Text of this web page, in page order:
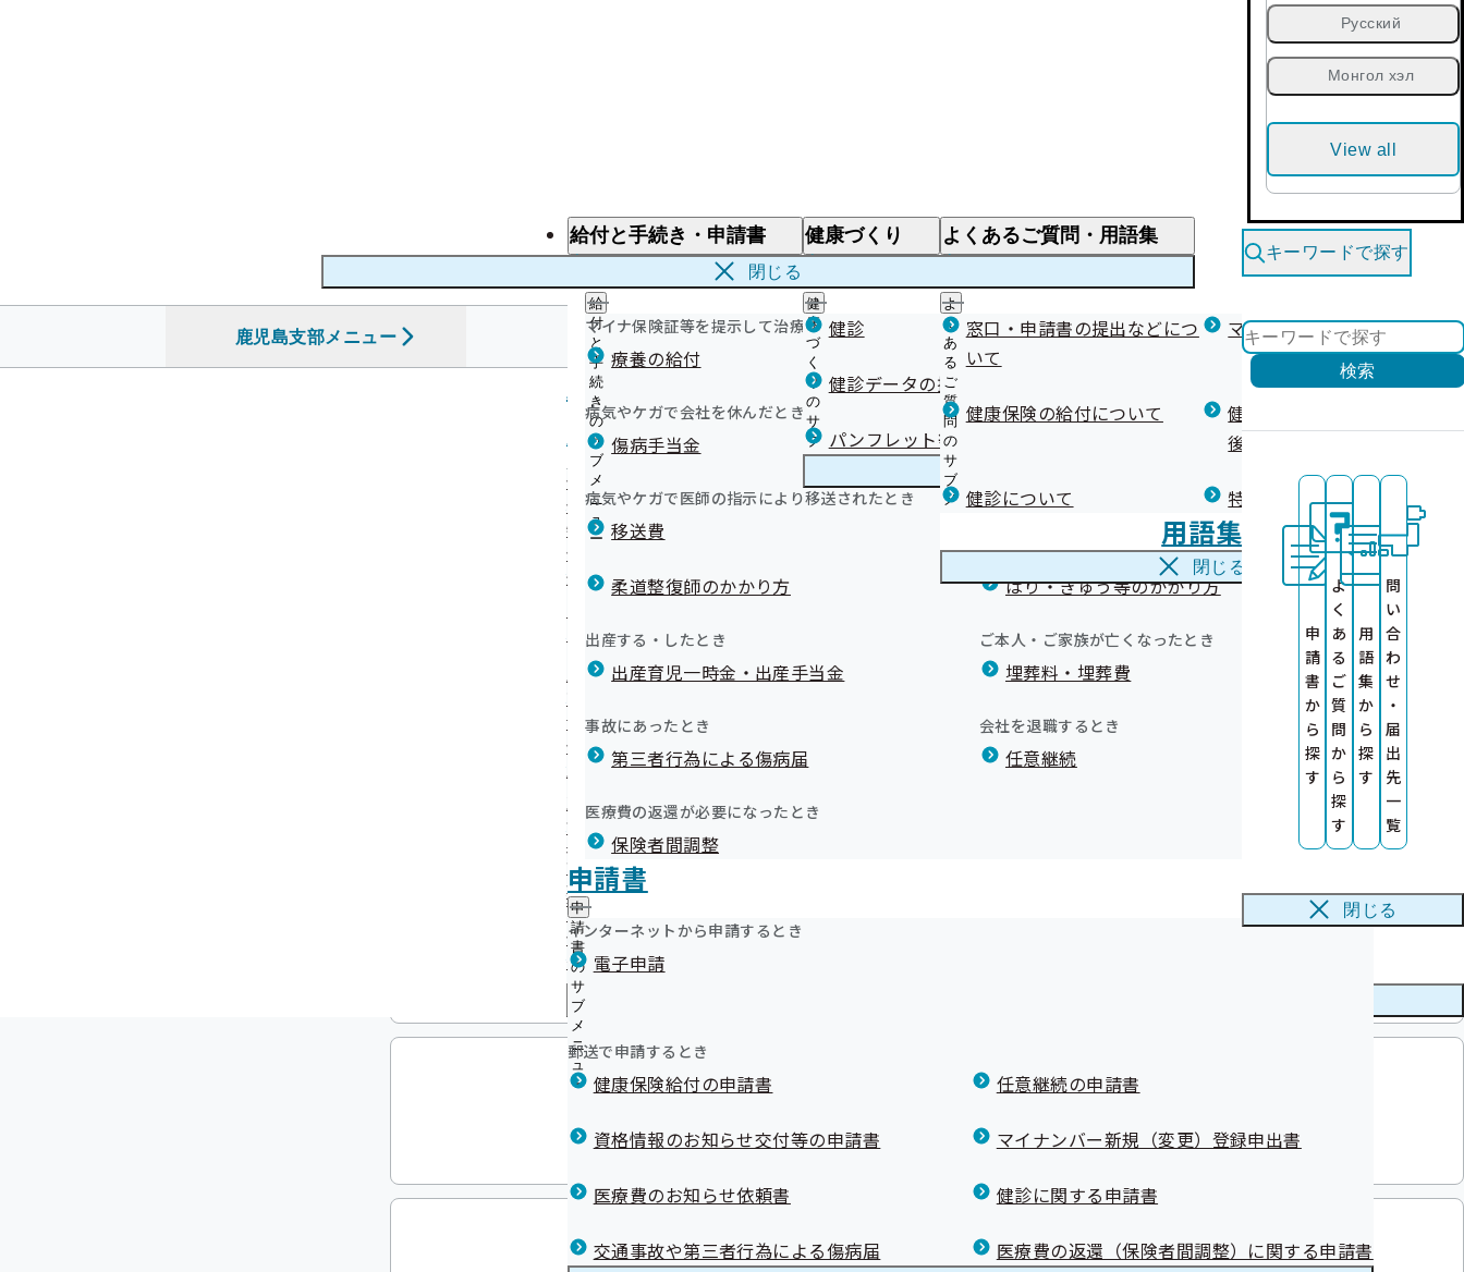
Русский
Монгол хэл
View all
給付と手続き・申請書
給付と手続き
給
付
と
手
続
き
の
サ
ブ
メ
ニ
ュ
ー
マイナ保険証等を提示して治療を受けるとき
療養の給付
医療費が高額になりそう・なったとき
限度額適用認定・高額療養費・高額介護合算
病気やケガで会社を休んだとき
傷病手当金
医療費の全額を負担したとき
病気やケガで医師の指示により移送されたとき
移送費
海外で急な病気にかかり治療を受けたとき
柔道整復師のかかり方 はり・きゅう等のかかり方
出産する・したとき
出産育児一時金・出産手当金
ご本人・ご家族が亡くなったとき
埋葬料・埋葬費
事故にあったとき
第三者行為による傷病届
会社を退職するとき
任意継続
医療費の返還が必要になったとき
保険者間調整
申請書
申
請
書
の
サ
ブ
メ
ニ
ュ
ー
インターネットから申請するとき
電子申請
郵送で申請するとき
健康保険給付の申請書 任意継続の申請書
資格情報のお知らせ交付等の申請書 マイナンバー新規（変更）登録申出書
医療費のお知らせ依頼書 健診に関する申請書
交通事故や第三者行為による傷病届 医療費の返還（保険者間調整）に関する申請書
健康づくり
健
康
づ
く
り
の
サ
ブ
メ
ュ
健診 健診を受けた後の健康づくり
健診データの提供について 健康宣言（コラボヘルス）
パンフレット等（広報） 健康づくりコラム
よくあるご質問・用語集
よ
く
あ
る
ご
質
問
の
サ
ブ
メ
窓口・申請書の提出などにつ
いて
マイナ保険証等関連について
健康保険の給付について
健康保険任意継続制度（退職
後の健康保険）について
健診について 特定保健指導について
用語集
閉じる
閉じる
キーワードで探す
検索
申
請
書
か
ら
探
す
よ
く
あ
る
ご
質
問
か
ら
探
す
用
語
集
か
ら
探
す
問
い
合
わ
せ
・
届
出
先
一
覧
閉じる
鹿児島支部メニュー
を開く
鹿児島支部
鹿児島支部からのお知らせ
鹿児島支部の健診・保健指導のご案内
鹿
部
健診（被保険者）に関するご案内
健診（被扶養者）に関するご案内
特定保健指導に関するご案内
健診機関様に関する資料等について
外部委託業者に関するご案内
健診実施機関一覧等
健康保険委員
健康づくり
【宣言事業所特典】健康講座の実施について
【宣言事業所特典】健康測定機器のレンタルについて
【宣言事業所特典】歩数計のレンタルについて
かごしま健康企業宣言 事業所様一覧
『健康経営優良法人2026』の認定について
「会社の健康づくり研修会」の開催について（動画あり）
2024年度 支部別スコアリングレポート（鹿児島支部版）を作成しまし
鹿児島支部 第3期保健事業実施計画（データヘルス計画）
鹿児島支部からのお知らせ（納入告知書同封リーフレット）
協会けんぽ鹿児島支部作成動画！！
健康メッセージカード運動
鹿児島支部公式LINEについて
関するお知らせ
インセンティブ制度は健康保険料率の引き下げにつながります！
医療費節約への第一歩 かかりつけ医について
地域医療に関するアンケート
ジェネリック医薬品（後発医薬品）実績リスト
健康保険を使用してケガの治療をするとき
仕事中や通勤途中にケガをしたとき
接骨院、整骨院（柔道整復師）のかかりかた
鹿児島支部公式マスコットキャラクターが誕生しました！
鹿児島支部 移転のお知らせ
メールマガジン
統計情報
鹿児島支部について
所在地・連絡先
調達情報
採用情報
個人情報保護
地方自治体及び関係団体との連携協定
情報公開
評議会
事務処理誤り
リンク集
令和07年11月
令和07年11月28日
令和07年11月27日
令和07年11月20日
令和7年11月18日大分市佐賀関の大規模火災に伴う災害
令和07年11月18日